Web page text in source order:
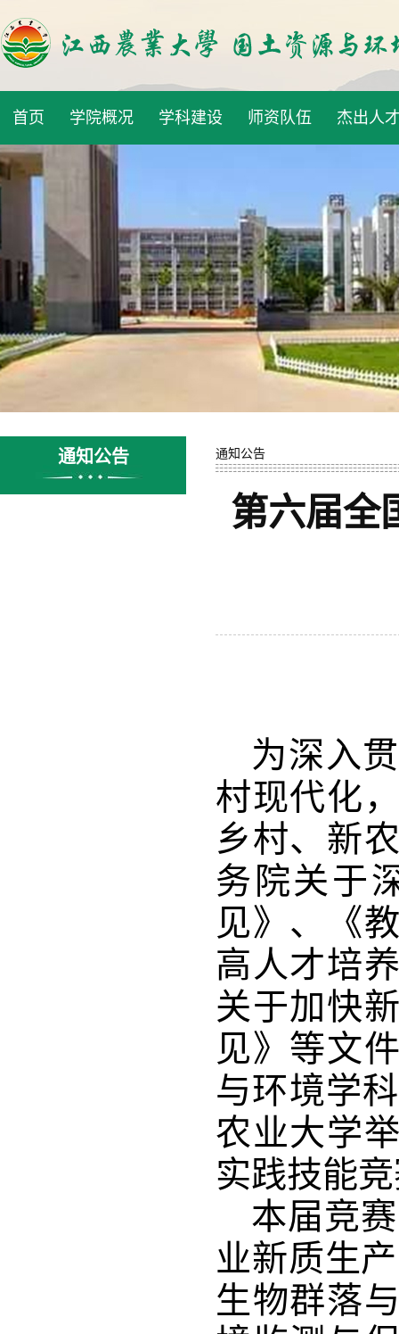
首页 学院概况 学科建设 师资队伍 杰出人
通知公告 通知公告
第六届全
为深入
村现代化
乡村、新
务院关于
见》、《
高人才培
关于加快
见》等文
与环境学
农业大学
实践技能
本届竞
业新质生
生物群落